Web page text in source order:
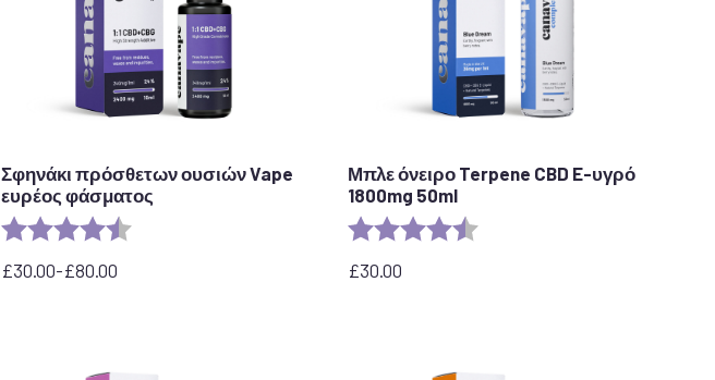
Σφηνάκι πρόσθετων ουσιών Vape
ευρέος φάσματος
Αξιολόγηση: 4,8 από 5 αστέρια
£30.00-£80.00
Εύρος
Μπλε όνειρο Terpene CBD E-υγρό
1800mg 50ml
Αξιολόγηση:
£30.00